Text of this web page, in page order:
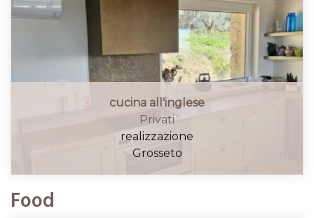
cucina all'inglese
Privati
realizzazione
Grosseto
Food